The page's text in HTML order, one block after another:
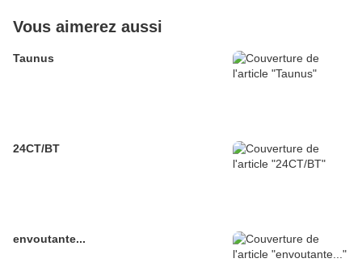
Vous aimerez aussi
Taunus
24CT/BT
envoutante...